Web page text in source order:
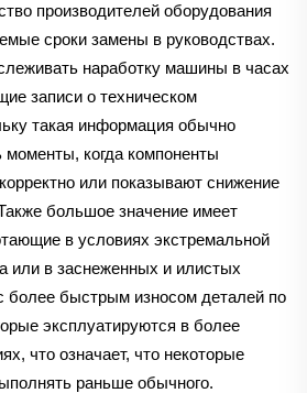
производителей оборудования
сроки замены в руководствах.
наработку машины в часах
записи о техническом
такая информация обычно
моменты, когда компоненты
или показывают снижение
большое значение имеет
в условиях экстремальной
или в заснеженных и илистых
более быстрым износом деталей по
эксплуатируются в более
что означает, что некоторые
раньше обычного.